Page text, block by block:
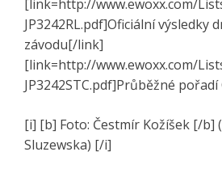
[link=http://www.ewoxx.com/
JP3242RL.pdf]Oficiální výsledky
závodu[/link]
[link=http://www.ewoxx.com/
JP3242STC.pdf]Průběžné
[i] [b] Foto: Čestmír Kožíšek [/b]
Sluzewska) [/i]